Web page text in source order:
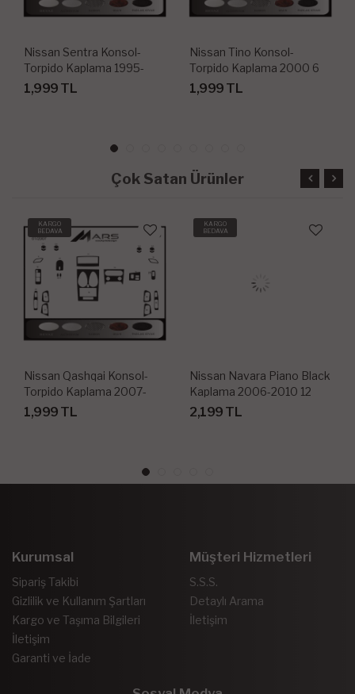
Nissan Sentra Konsol-
Torpido Kaplama 1995-
1997 11 Parça
1,999 TL
Nissan Tino Konsol-
Torpido Kaplama 2000 6
Parça
1,999 TL
Çok Satan Ürünler
KARGO
BEDAVA
Nissan Qashqai Konsol-
Torpido Kaplama 2007-
2010 24 Parça
1,999 TL
KARGO
BEDAVA
Nissan Navara Piano Black
Kaplama 2006-2010 12
Parça
2,199 TL
Kurumsal
Sipariş Takibi
Gizlilik ve Kullanım Şartları
Kargo ve Taşıma Bilgileri
İletişim
Garanti ve İade
Müşteri Hizmetleri
S.S.S.
Detaylı Arama
İletişim